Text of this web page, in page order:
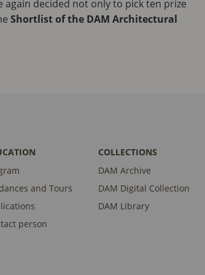
decided not only to pick ten prize
Shortlist of the DAM Architectural
and Tours
person
COLLECTIONS
DAM Archive
DAM Digital Collection
DAM Library